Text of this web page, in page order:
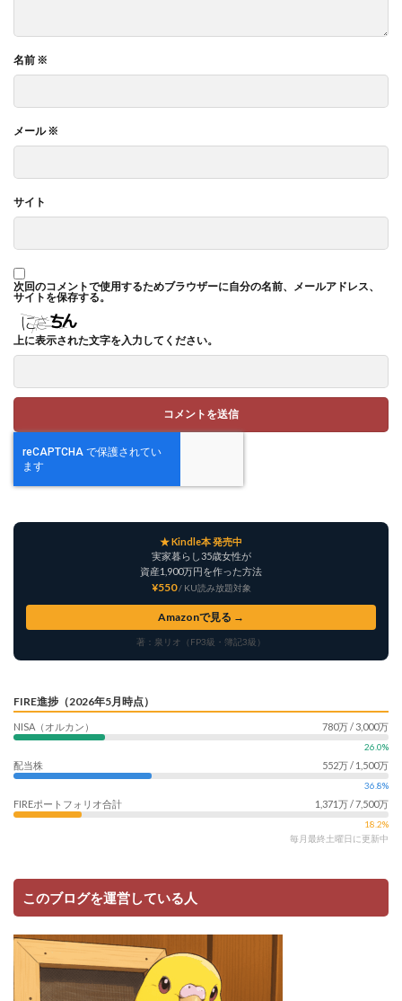
名前 ※
メール※
サイト
次回のコメントで使用するためブラウザーに自分の名前、メールアドレス、
サイトを保存する。
上に表示された文字を入力してください。
★ Kindle本 発売中
実家暮らし35歳女性が
資産1,900万円を作った方法
¥550 / KU読み放題対象
Amazonで見る →
著：泉リオ（FP3級・簿記3級）
FIRE進捗（2026年5月時点）
NISA（オルカン） 780万 / 3,000万
26.0%
配当株 552万 / 1,500万
36.8%
FIREポートフォリオ合計 1,371万 / 7,500万
18.2%
毎月最終土曜日に更新中
このブログを運営している人